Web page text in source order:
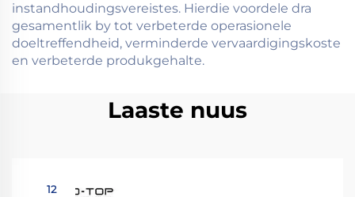
instandhoudingsvereistes. Hierdie voordele dra
gesamentlik by tot verbeterde operasionele
doeltreffendheid, verminderde vervaardigingskoste
en verbeterde produkgehalte.
Laaste nuus
12